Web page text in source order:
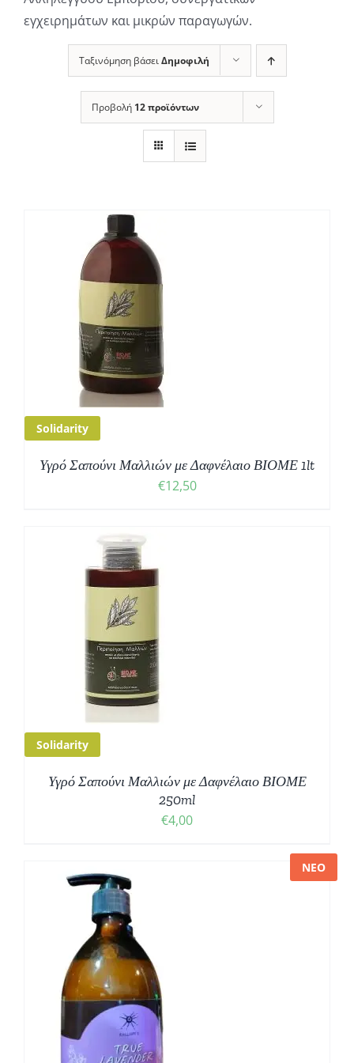
εγχειρημάτων και μικρών παραγωγών.
Ταξινόμηση βάσειΔημοφιλή
Προβολή 12 προϊόντων
Solidarity
Υγρό Σαπούνι Μαλλιών με Δαφνέλαιο ΒΙΟΜΕ 1lt
€12,50
Solidarity
Υγρό Σαπούνι Μαλλιών με Δαφνέλαιο ΒΙΟΜΕ
250ml
€4,00
ΝΕΟ